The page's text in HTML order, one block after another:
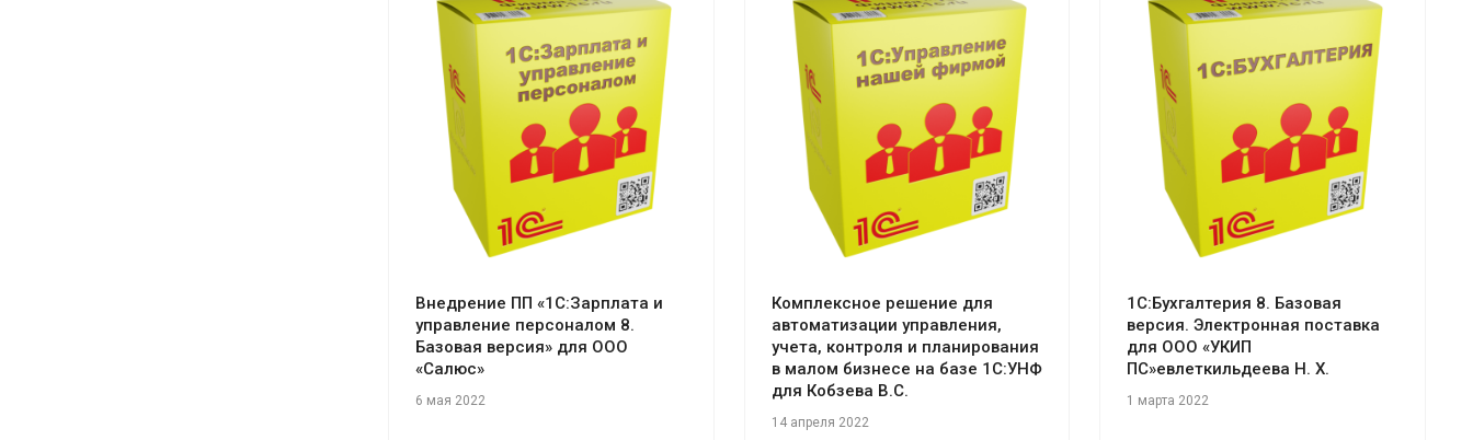
Смотреть проект
Внедрение ПП «1С:Зарплата и
управление персоналом 8.
Базовая версия» для ООО
«Салюс»
6 мая 2022
Смотреть проект
Комплексное решение для
автоматизации управления,
учета, контроля и планирования
в малом бизнесе на базе 1С:УНФ
для Кобзева В.С.
14 апреля 2022
Смотреть проект
1С:Бухгалтерия 8. Базовая
версия. Электронная поставка
для ООО «УКИП
ПС»евлеткильдеева Н. Х.
1 марта 2022